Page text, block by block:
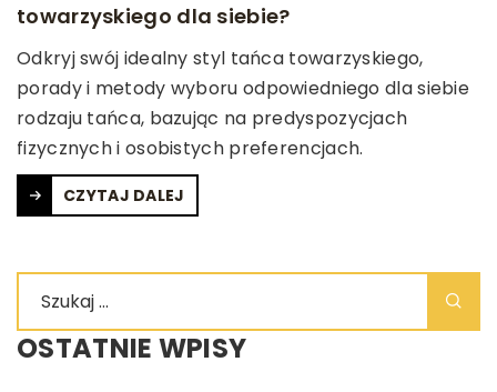
towarzyskiego dla siebie?
Odkryj swój idealny styl tańca towarzyskiego,
porady i metody wyboru odpowiedniego dla siebie
rodzaju tańca, bazując na predyspozycjach
fizycznych i osobistych preferencjach.
CZYTAJ DALEJ
OSTATNIE WPISY